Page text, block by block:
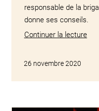
responsable de la
donne ses conseils.
Continuer la lecture
26 novembre 2020